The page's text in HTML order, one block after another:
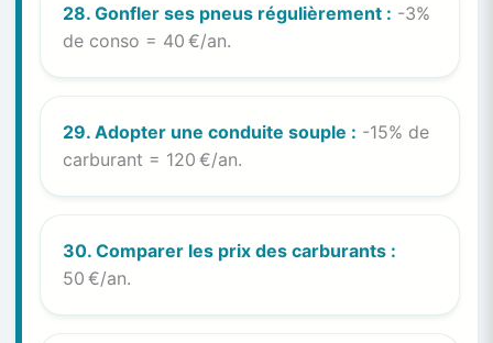
28. Gonfler ses pneus régulièrement : -3%
de conso = 40 €/an.
29. Adopter une conduite souple : -15% de
carburant = 120 €/an.
30. Comparer les prix des carburants :
50 €/an.